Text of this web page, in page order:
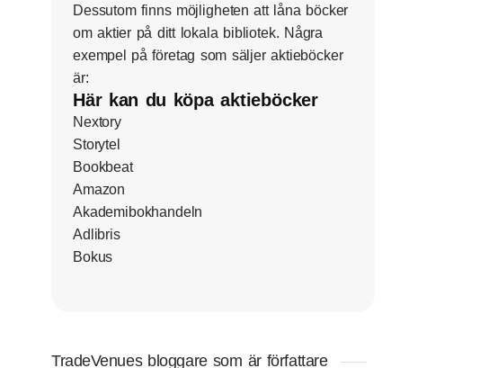
Dessutom finns möjligheten att låna böcker
om aktier på ditt lokala bibliotek. Några
exempel på företag som säljer aktieböcker
är:
Här kan du köpa aktieböcker
Nextory
Storytel
Bookbeat
Amazon
Akademibokhandeln
Adlibris
Bokus
TradeVenues bloggare som är författare